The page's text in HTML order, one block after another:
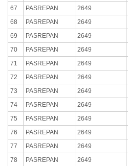
67
PASREPAN 2649
68
PASREPAN 2649
69
PASREPAN 2649
70
PASREPAN 2649
71
PASREPAN 2649
72
PASREPAN 2649
73
PASREPAN 2649
74
PASREPAN 2649
75
PASREPAN 2649
76
PASREPAN 2649
77
PASREPAN 2649
78
PASREPAN 2649